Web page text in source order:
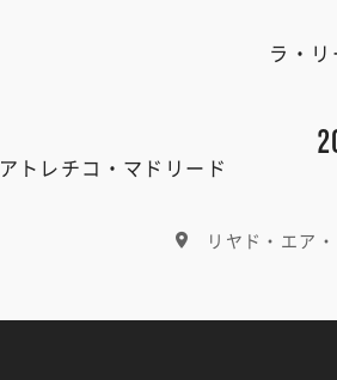
ラ・リ
アトレチコ・マドリード
リヤド・エア